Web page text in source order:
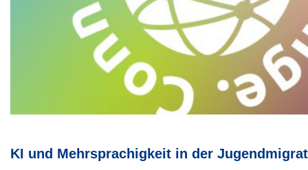
KI und Mehrsprachigkeit in der